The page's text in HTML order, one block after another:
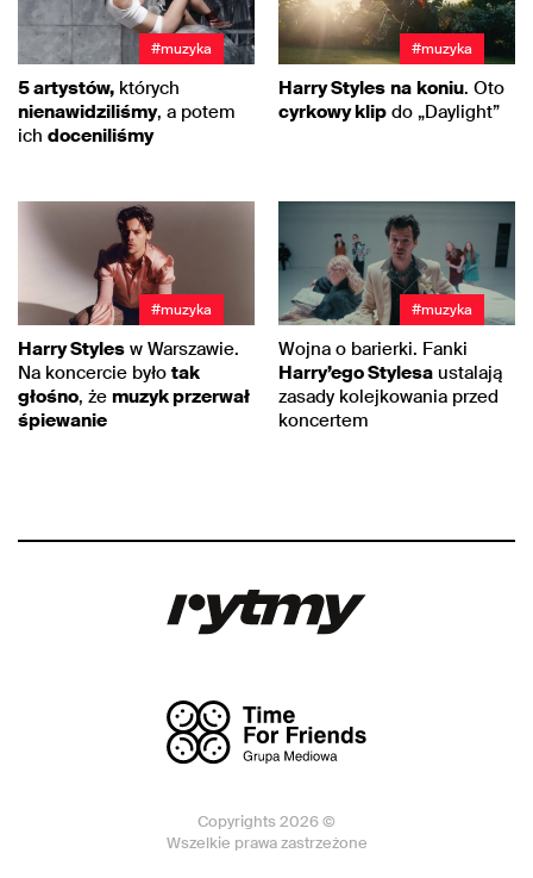
#muzyka
5 artystów, których
nienawidziliśmy, a potem
ich doceniliśmy
#muzyka
Harry Styles na koniu. Oto
cyrkowy klip do „Daylight”
#muzyka
Harry Styles w Warszawie.
Na koncercie było tak
głośno, że muzyk przerwał
śpiewanie
#muzyka
Wojna o barierki. Fanki
Harry’ego Stylesa ustalają
zasady kolejkowania przed
koncertem
Copyrights 2026 ©
Wszelkie prawa zastrzeżone